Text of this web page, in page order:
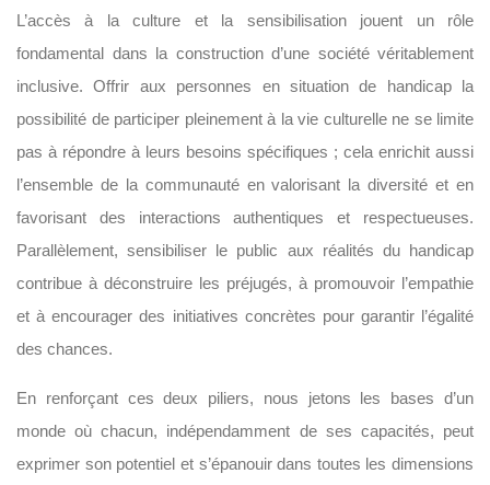
L’accès à la culture et la sensibilisation jouent un rôle
fondamental dans la construction d’une société véritablement
inclusive. Offrir aux personnes en situation de handicap la
possibilité de participer pleinement à la vie culturelle ne se limite
pas à répondre à leurs besoins spécifiques ; cela enrichit aussi
l’ensemble de la communauté en valorisant la diversité et en
favorisant des interactions authentiques et respectueuses.
Parallèlement, sensibiliser le public aux réalités du handicap
contribue à déconstruire les préjugés, à promouvoir l’empathie
et à encourager des initiatives concrètes pour garantir l’égalité
des chances.
En renforçant ces deux piliers, nous jetons les bases d’un
monde où chacun, indépendamment de ses capacités, peut
exprimer son potentiel et s’épanouir dans toutes les dimensions